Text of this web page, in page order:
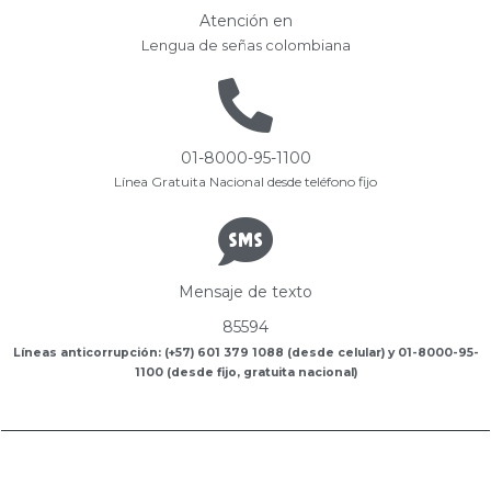
Atención en
Lengua de señas colombiana
01-8000-95-1100
Línea Gratuita Nacional desde teléfono fijo
Mensaje de texto
85594
Líneas anticorrupción: (+57) 601 379 1088 (desde celular) y 01-8000-95-
1100 (desde fijo, gratuita nacional)